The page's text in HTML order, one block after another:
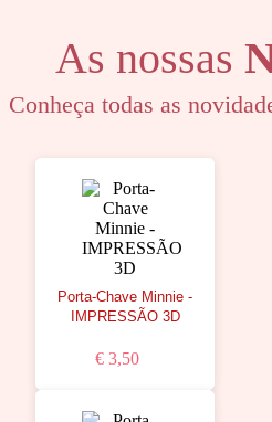
As nossas
Conheça todas as
Porta-Chave Minnie -
IMPRESSÃO 3D
€ 3,50